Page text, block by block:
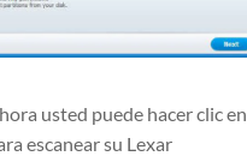
usted puede hacer clic en
escanear su Lexar